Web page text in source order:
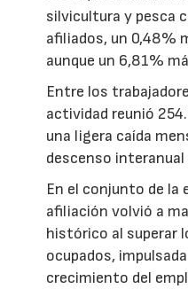
silvicultura y pesca
afiliados, un 0,48%
aunque un 6,81%
Entre los
actividad reunió
una ligera caída
descenso interanual
En el conjunto de la
afiliación volvió a
histórico al superar
ocupados,
crecimiento del